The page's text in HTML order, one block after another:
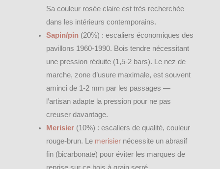
Sa couleur rosée claire est très recherchée
dans les intérieurs contemporains.
Sapin/pin(20%) : escaliers économiques des
pavillons 1960-1990. Bois tendre nécessitant
une pression réduite (1,5-2 bars). Le nez de
marche, zone d’usure maximale, est souvent
aminci de 1-2 mm par les passages —
l’artisan adapte la pression pour ne pas
creuser davantage.
Merisier(10%) : escaliers de qualité, couleur
rouge-brun. Le merisiernécessite un abrasif
fin (bicarbonate) pour éviter les marques de
reprise sur ce bois à grain serré.